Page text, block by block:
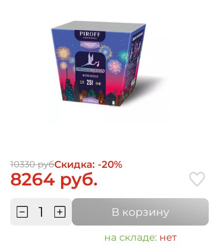
10330 рубСкидка: -20%
8264 руб.
В корзину
на складе: нет